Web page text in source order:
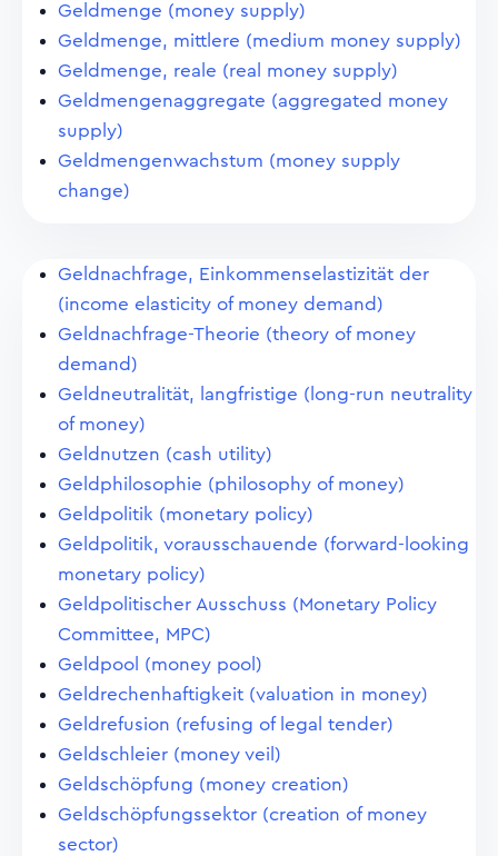
Geldmenge (money supply)
Geldmenge, mittlere (medium money supply)
Geldmenge, reale (real money supply)
Geldmengenaggregate (aggregated money
supply)
Geldmengenwachstum (money supply
change)
Geldnachfrage, Einkommenselastizität der
(income elasticity of money demand)
Geldnachfrage-Theorie (theory of money
demand)
Geldneutralität, langfristige (long-run neutrality
of money)
Geldnutzen (cash utility)
Geldphilosophie (philosophy of money)
Geldpolitik (monetary policy)
Geldpolitik, vorausschauende (forward-looking
monetary policy)
Geldpolitischer Ausschuss (Monetary Policy
Committee, MPC)
Geldpool (money pool)
Geldrechenhaftigkeit (valuation in money)
Geldrefusion (refusing of legal tender)
Geldschleier (money veil)
Geldschöpfung (money creation)
Geldschöpfungssektor (creation of money
sector)